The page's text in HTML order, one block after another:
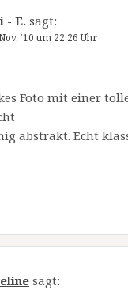
- E.sagt:
’10 um 22:26 Uhr
Foto mit einer
abstrakt. Echt
sagt: